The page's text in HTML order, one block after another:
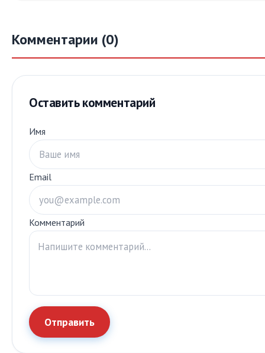
Комментарии (0)
Оставить комментарий
Имя
Email
Комментарий
Отправить